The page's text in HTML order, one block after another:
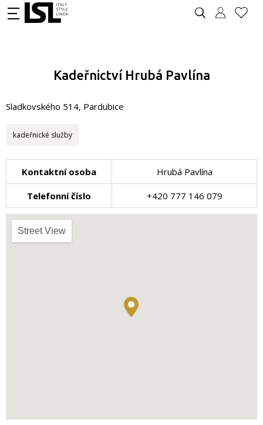
Kadeřnictví Hrubá Pavlína
Sladkovského 514, Pardubice
kadeřnické služby
Kontaktní osoba Hrubá Pavlína
Telefonní číslo +420 777 146 079
Street View